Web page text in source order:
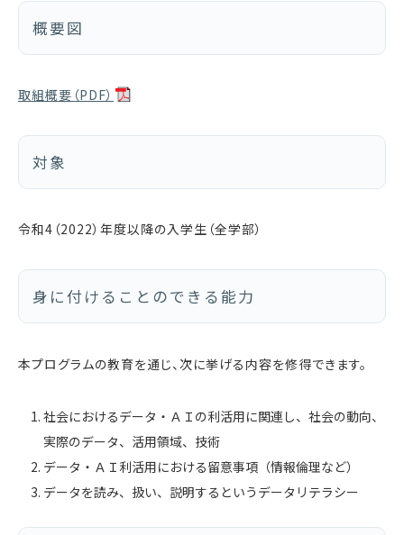
概要図
取組概要（PDF）
対象
令和4（2022）年度以降の入学生（全学部）
身に付けることのできる能力
本プログラムの教育を通じ、次に挙げる内容を修得できます。
社会におけるデータ・ＡＩの利活用に関連し、社会の動向、
実際のデータ、活用領域、技術
データ・ＡＩ利活用における留意事項（情報倫理など）
データを読み、扱い、説明するというデータリテラシー